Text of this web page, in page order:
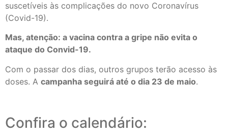
suscetíveis às complicações do novo Coronavírus
(Covid-19).
Mas, atenção: a vacina contra a gripe não evita o
ataque do Convid-19.
Com o passar dos dias, outros grupos terão acesso às
doses. A campanha seguirá até o dia 23 de maio.
Confira o calendário: